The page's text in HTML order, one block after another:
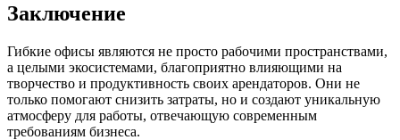
Заключение
Гибкие офисы являются не просто рабочими пространствами,
а целыми экосистемами, благоприятно влияющими на
творчество и продуктивность своих арендаторов. Они не
только помогают снизить затраты, но и создают уникальную
атмосферу для работы, отвечающую современным
требованиям бизнеса.